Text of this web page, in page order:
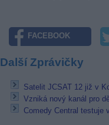
FACEBOOK
Další Zprávičky
Satelit JCSAT 12 již v
Vzniká nový kanál pro
Comedy Central testuje